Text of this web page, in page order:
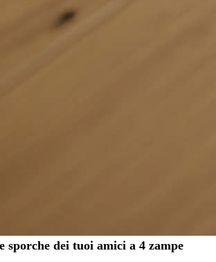
sporche dei tuoi amici a 4 zampe